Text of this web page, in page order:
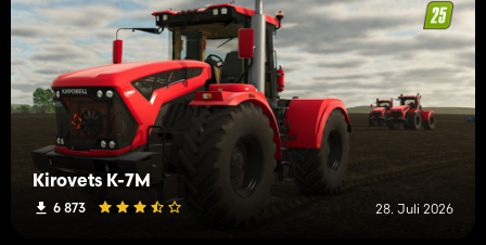
Kirovets K-7M
6 873 28. Juli 2026